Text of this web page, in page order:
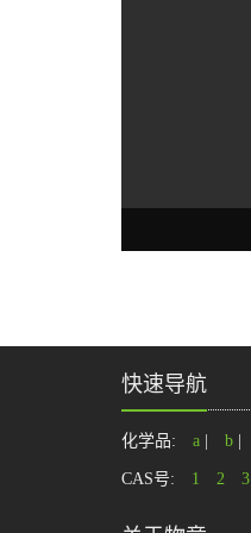
快速导航
化学品: a b
CAS号: 1 2 3